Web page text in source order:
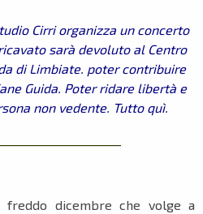
Cirri organizza un concerto
sarà devoluto al Centro
di Limbiate. poter contribuire
Guida. Poter ridare libertà e
non vedente. Tutto quì.
freddo dicembre che volge a